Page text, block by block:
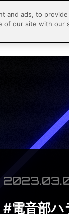
#電音部ハ
and ads, to
of our site with our